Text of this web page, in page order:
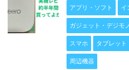
アプリ・ソフト イ
ガジェット・デジモ
スマホ タブレット
周辺機器